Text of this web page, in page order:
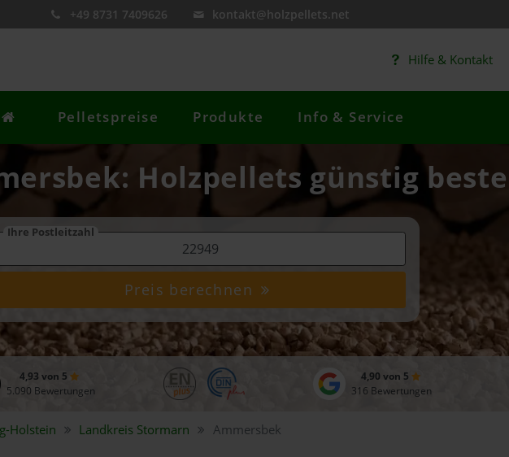
+49 8731 7409626 kontakt@holzpellets.net
Hilfe & Kontakt
Pelletspreise Produkte Info & Service
Holzpellets günstig
Ihre Postleitzahl
Preis berechnen
4,93 von 5
5.090 Bewertungen
4,90 von 5
316 Bewertungen
Holstein Landkreis Stormarn Ammersbek